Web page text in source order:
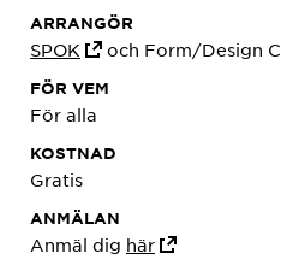
ARRANGÖR
SPOK och Form/Design
FÖR VEM
För alla
KOSTNAD
Gratis
ANMÄLAN
Anmäl dig här